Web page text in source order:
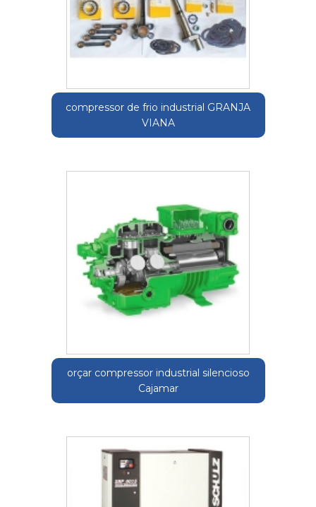
compressor de frio industrial GRANJA
VIANA
orçar compressor industrial silencioso
Cajamar